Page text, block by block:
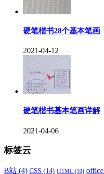
硬笔楷书28个基本笔画
2021-04-12
硬笔楷书基本笔画详解
2021-04-06
标签云
B站 (4) CSS (14) HTML (10) office